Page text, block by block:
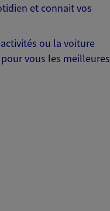
et connait vos
ou la voiture
vous les meilleures